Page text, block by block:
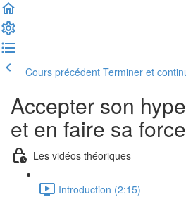
Cours précédent Terminer et
Accepter son
et en faire sa force
Les vidéos théoriques
Introduction (2:15)